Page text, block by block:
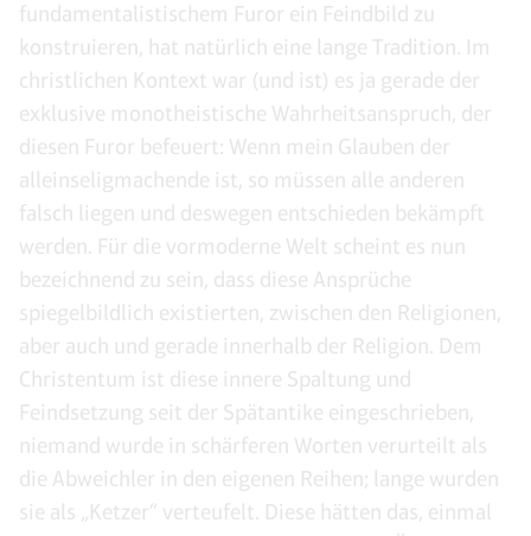
fundamentalistischem Furor ein Feindbild zu
konstruieren, hat natürlich eine lange Tradition. Im
christlichen Kontext war (und ist) es ja gerade der
exklusive monotheistische Wahrheitsanspruch, der
diesen Furor befeuert: Wenn mein Glauben der
alleinseligmachende ist, so müssen alle anderen
falsch liegen und deswegen entschieden bekämpft
werden. Für die vormoderne Welt scheint es nun
bezeichnend zu sein, dass diese Ansprüche
spiegelbildlich existierten, zwischen den Religionen,
aber auch und gerade innerhalb der Religion. Dem
Christentum ist diese innere Spaltung und
Feindsetzung seit der Spätantike eingeschrieben,
niemand wurde in schärferen Worten verurteilt als
die Abweichler in den eigenen Reihen; lange wurden
sie als „Ketzer“ verteufelt. Diese hätten das, einmal